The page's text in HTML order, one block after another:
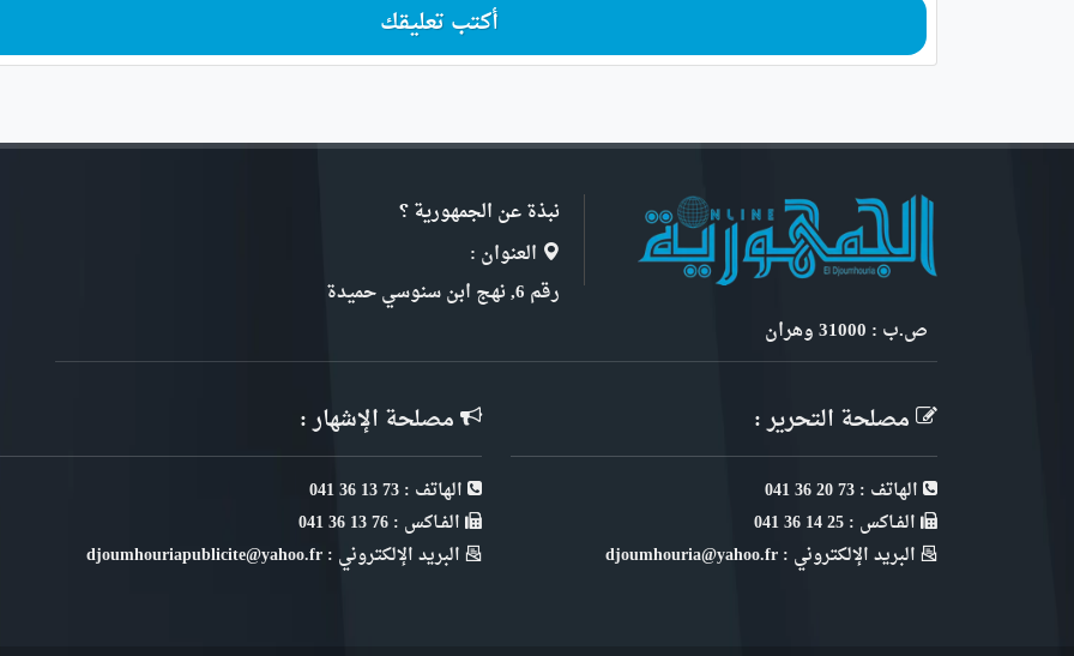
أكتب تعليقك
نبذة عن الجمهورية ؟
العنوان :
رقم 6, نهج ابن سنوسي حميدة
ص.ب : 31000 وهران
مصلحة التحرير :
الهاتف : 73 20 36 041
الفـاكس : 25 14 36 041
البريد الإلكتروني : djoumhouria@yahoo.fr
مصلحة الإشهار :
الهاتف : 73 13 36 041
الفـاكس : 76 13 36 041
البريد الإلكتروني : djoumhouriapublicite@yahoo.fr